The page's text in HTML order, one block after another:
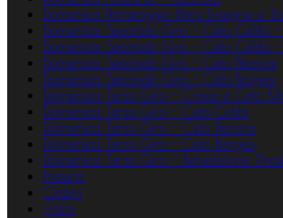
Domenica Pomeriggio Ritiro Insegne e
Domenica Secondo Giro - Ceto Celibi -
Domenica Secondo Giro - Ceto Celibi
Domenica Secondo Giro - Ceto Pecorai
Domenica Secondo Giro - Ceto Borgesi
Domenica Terzo Giro - Croce e Ceto
Domenica Terzo Giro - Ceto Celibi
Domenica Terzo Giro - Ceto Pecorai
Domenica Terzo Giro - Ceto Borgesi
Domenica Terzo Giro - Benedizione
Preferiti
Ordini
Altro